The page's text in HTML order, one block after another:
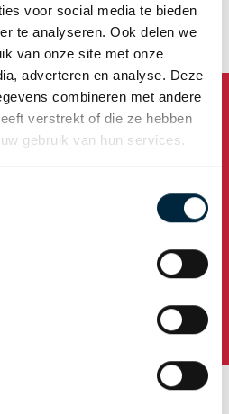
voor social media te bieden
te analyseren. Ook delen we
van onze site met onze
adverteren en analyse. Deze
combineren met andere
verstrekt of die ze hebben
gebruik van hun services.
Haben Sie Fragen?
in dieser Tabelle ist 66 Meter.
Natürlich stehen auf
zur Verfügung. Setzen Sie
falls erforderlich.
kontaktieren, wenn Sie noch
von A bis Z